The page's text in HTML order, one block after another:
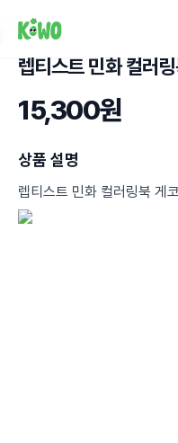
렙티스트 민화 컬러
15,300원
상품 설명
렙티스트 민화 컬러링북 게